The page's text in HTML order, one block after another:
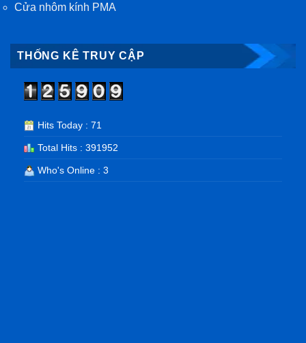
Cửa nhôm kính PMA
THỐNG KÊ TRUY CẬP
Hits Today : 71
Total Hits : 391952
Who's Online : 3